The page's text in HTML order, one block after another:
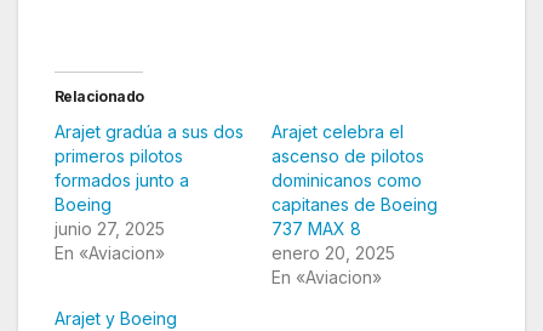
Relacionado
Arajet gradúa a sus dos
primeros pilotos
formados junto a
Boeing
junio 27, 2025
En «Aviacion»
Arajet celebra el
ascenso de pilotos
dominicanos como
capitanes de Boeing
737 MAX 8
enero 20, 2025
En «Aviacion»
Arajet y Boeing